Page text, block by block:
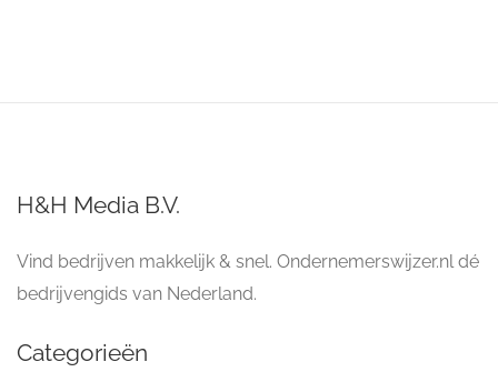
H&H Media B.V.
Vind bedrijven makkelijk & snel. Ondernemerswijzer.nl dé
bedrijvengids van Nederland.
Categorieën